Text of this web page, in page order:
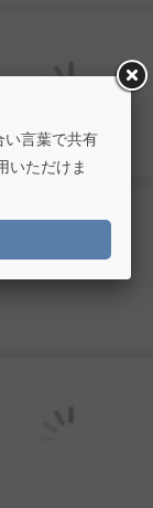
い言葉で共有
いただけま